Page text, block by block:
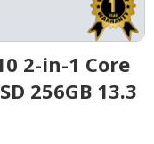
2-in-1 Core
256GB 13.3